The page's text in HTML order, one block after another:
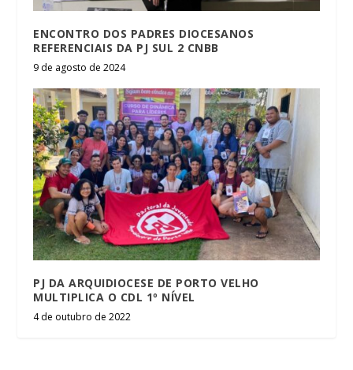
ENCONTRO DOS PADRES DIOCESANOS
REFERENCIAIS DA PJ SUL 2 CNBB
9 de agosto de 2024
PJ DA ARQUIDIOCESE DE PORTO VELHO
MULTIPLICA O CDL 1º NÍVEL
4 de outubro de 2022